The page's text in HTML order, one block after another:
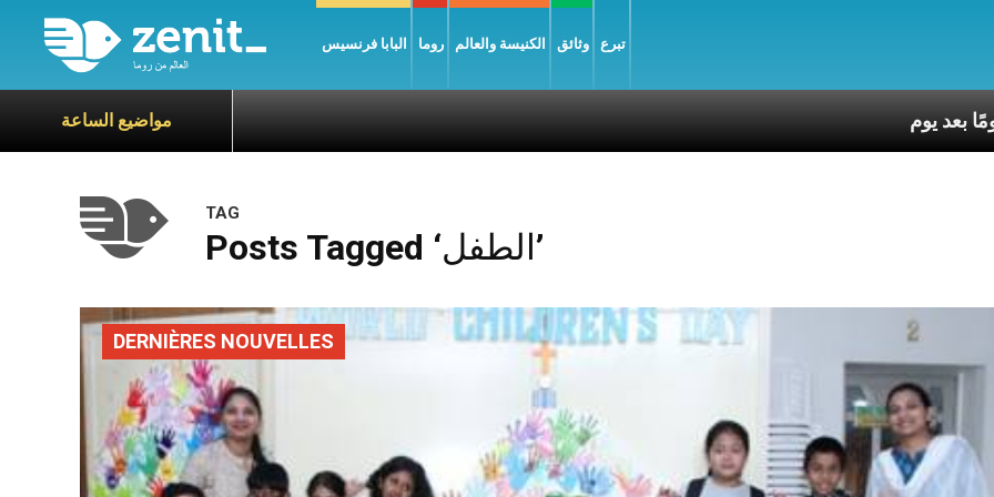
البابا فرنسيس روما الكنيسة والعالم وثائق تبرع
مواضيع الساعة
TAG
Posts Tagged ‘الطفل’
DERNIÈRES NOUVELLES